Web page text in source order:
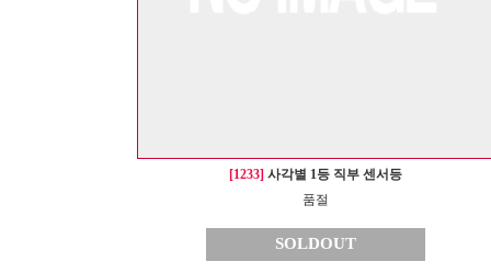
[1233] 사각별 1등 직부 센서등
품절
SOLDOUT